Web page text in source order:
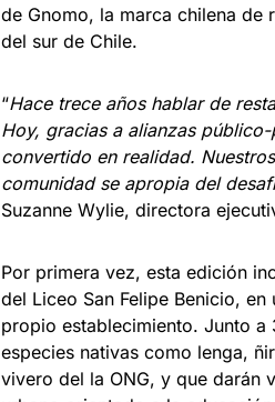
de Gnomo, la marca chilena
del sur de Chile.
“Hace trece años hablar de
Hoy, gracias a alianzas
convertido en realidad.
comunidad se apropia del
Suzanne Wylie, directora
Por primera vez, esta edición
del Liceo San Felipe Benicio,
propio establecimiento. Junto
especies nativas como lenga,
vivero del la ONG, y que darán